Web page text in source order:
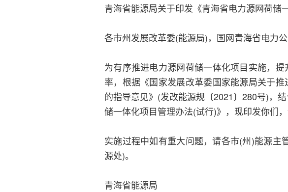
青海省能源局关于印发《青海省电力源网荷储
各市州发展改革委(能源局)，国网青海省电力
为有序推进电力源网荷储一体化项目实施，
率，根据《国家发展改革委国家能源局关于
的指导意见》(发改能源规〔2021〕280号)，
储一体化项目管理办法(试行)》，现印发你们，
实施过程中如有重大问题，请各市(州)能源主
源处)。
青海省能源局